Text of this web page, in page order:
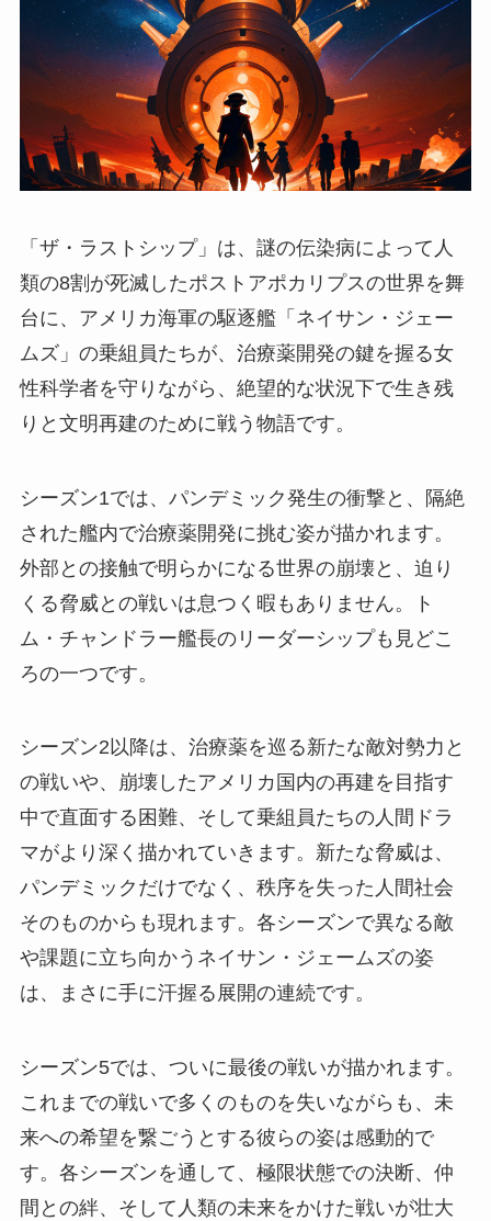
「ザ・ラストシップ」は、謎の伝染病によって人
類の8割が死滅したポストアポカリプスの世界を舞
台に、アメリカ海軍の駆逐艦「ネイサン・ジェー
ムズ」の乗組員たちが、治療薬開発の鍵を握る女
性科学者を守りながら、絶望的な状況下で生き残
りと文明再建のために戦う物語です。
シーズン1では、パンデミック発生の衝撃と、隔絶
された艦内で治療薬開発に挑む姿が描かれます。
外部との接触で明らかになる世界の崩壊と、迫り
くる脅威との戦いは息つく暇もありません。ト
ム・チャンドラー艦長のリーダーシップも見どこ
ろの一つです。
シーズン2以降は、治療薬を巡る新たな敵対勢力と
の戦いや、崩壊したアメリカ国内の再建を目指す
中で直面する困難、そして乗組員たちの人間ドラ
マがより深く描かれていきます。新たな脅威は、
パンデミックだけでなく、秩序を失った人間社会
そのものからも現れます。各シーズンで異なる敵
や課題に立ち向かうネイサン・ジェームズの姿
は、まさに手に汗握る展開の連続です。
シーズン5では、ついに最後の戦いが描かれます。
これまでの戦いで多くのものを失いながらも、未
来への希望を繋ごうとする彼らの姿は感動的で
す。各シーズンを通して、極限状態での決断、仲
間との絆、そして人類の未来をかけた戦いが壮大